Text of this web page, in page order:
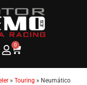
0
» Touring » Neumático